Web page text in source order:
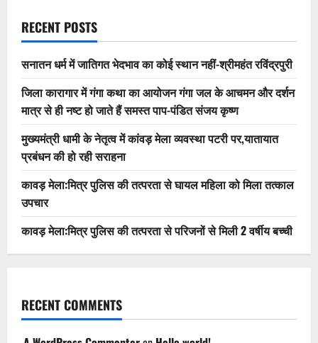
RECENT POSTS
सनातन धर्म में जातिगत भेदभाव का कोई स्थान नहीं-श्रीमहंत रविंद्रपुरी
जिला कारागार में गंगा कथा का आयोजन गंगा जल के आचमन और दर्शन
मात्र से ही नष्ट हो जाते हैं समस्त पाप-पंडित संजय कृष्ण
मुख्यमंत्री धामी के नेतृत्व में कांवड़ मेला व्यवस्था पटरी पर,यातायात
प्रबंधन की हो रही सराहना
कावड़ मेला:मित्र पुलिस की तत्परता से घायल महिला को मिला तत्काल
उपचार
कावड़ मेला:मित्र पुलिस की तत्परता से परिजनों से मिली 2 वर्षीय बच्ची
RECENT COMMENTS